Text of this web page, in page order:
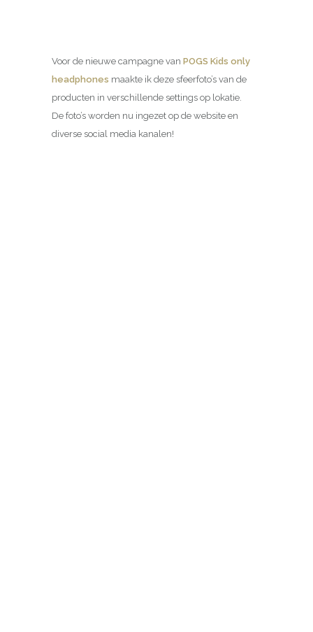
Voor de nieuwe campagne van POGS Kids only
headphones maakte ik deze sfeerfoto’s van de
producten in verschillende settings op lokatie.
De foto’s worden nu ingezet op de website en
diverse social media kanalen!